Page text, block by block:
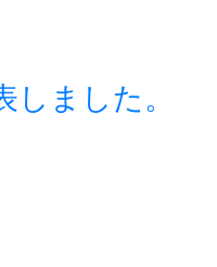
ました。